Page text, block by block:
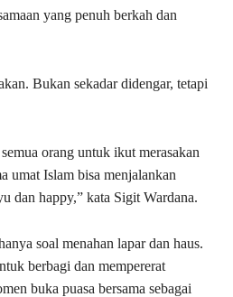
yang penuh berkah dan
Bukan sekadar didengar, tetapi
orang untuk ikut merasakan
umat Islam bisa menjalankan
dan happy,” kata Sigit Wardana.
soal menahan lapar dan haus.
berbagi dan mempererat
buka puasa bersama sebagai